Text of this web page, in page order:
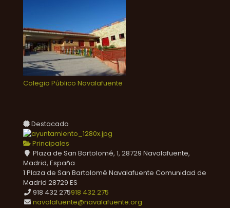
Colegio Público Navalafuente
Destacado
Principales
Plaza de San Bartolomé, 1, 28729 Navalafuente,
Madrid, España
1 Plaza de San Bartolomé Navalafuente Comunidad de
Madrid 28729 ES
918 432 275918 432 275
navalafuente@navalafuente.org